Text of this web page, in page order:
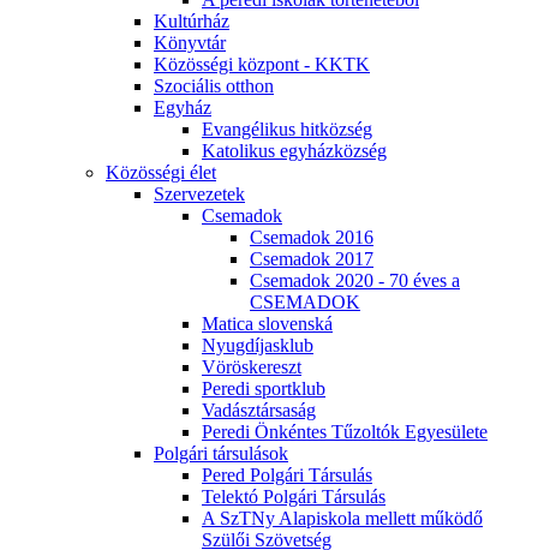
Kultúrház
Könyvtár
Közösségi központ - KKTK
Szociális otthon
Egyház
Evangélikus hitközség
Katolikus egyházközség
Közösségi élet
Szervezetek
Csemadok
Csemadok 2016
Csemadok 2017
Csemadok 2020 - 70 éves a
CSEMADOK
Matica slovenská
Nyugdíjasklub
Vöröskereszt
Peredi sportklub
Vadásztársaság
Peredi Önkéntes Tűzoltók Egyesülete
Polgári társulások
Pered Polgári Társulás
Telektó Polgári Társulás
A SzTNy Alapiskola mellett működő
Szülői Szövetség